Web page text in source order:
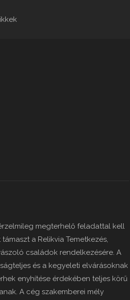
megterhelő feladattal kell
a Relikvia Temetkezés,
családok rendelkezésére. A
és a kegyeleti elvárásoknak
enyhítése érdekében teljes körű
A cég szakemberei mély